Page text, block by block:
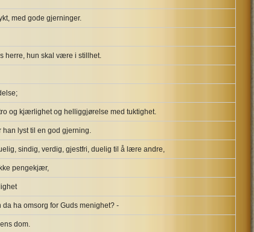
med gode gjerninger.
herre, hun skal være i stillhet.
og kjærlighet og helliggjørelse med tuktighet.
han lyst til en god gjerning.
sindig, verdig, gjestfri, duelig til å lære andre,
pengekjær,
ha omsorg for Guds menighet? -
dom.